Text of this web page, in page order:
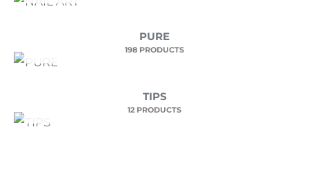
PURE
198 PRODUCTS
TIPS
12 PRODUCTS